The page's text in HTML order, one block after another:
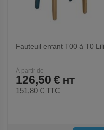
Fauteuil enfant T00 à T0 Lili
À partir de
126,50 €
151,80 € TTC